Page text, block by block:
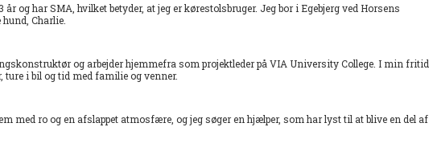
år og har SMA, hvilket betyder, at jeg er kørestolsbruger. Jeg bor i Egebjerg ved Horsens
Charlie.
og arbejder hjemmefra som projektleder på VIA University College. I min fritid
ture i bil og tid med familie og venner.
med ro og en afslappet atmosfære, og jeg søger en hjælper, som har lyst til at blive en del af